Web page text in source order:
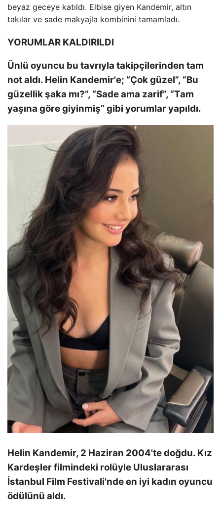
beyaz geceye katıldı. Elbise giyen Kandemir, altın
takılar ve sade makyajla kombinini tamamladı.
YORUMLAR KALDIRILDI
Ünlü oyuncu bu tavrıyla takipçilerinden tam
not aldı. Helin Kandemir'e; “Çok güzel”, “Bu
güzellik şaka mı?”, “Sade ama zarif”, “Tam
yaşına göre giyinmiş” gibi yorumlar yapıldı.
Helin Kandemir, 2 Haziran 2004'te doğdu. Kız
Kardeşler filmindeki rolüyle Uluslararası
İstanbul Film Festivali'nde en iyi kadın oyuncu
ödülünü aldı.